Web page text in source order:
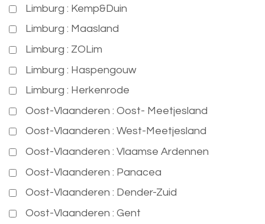
Limburg : Kemp&Duin
Limburg : Maasland
Limburg : ZOLim
Limburg : Haspengouw
Limburg : Herkenrode
Oost-Vlaanderen : Oost- Meetjesland
Oost-Vlaanderen : West-Meetjesland
Oost-Vlaanderen : Vlaamse Ardennen
Oost-Vlaanderen : Panacea
Oost-Vlaanderen : Dender-Zuid
Oost-Vlaanderen : Gent